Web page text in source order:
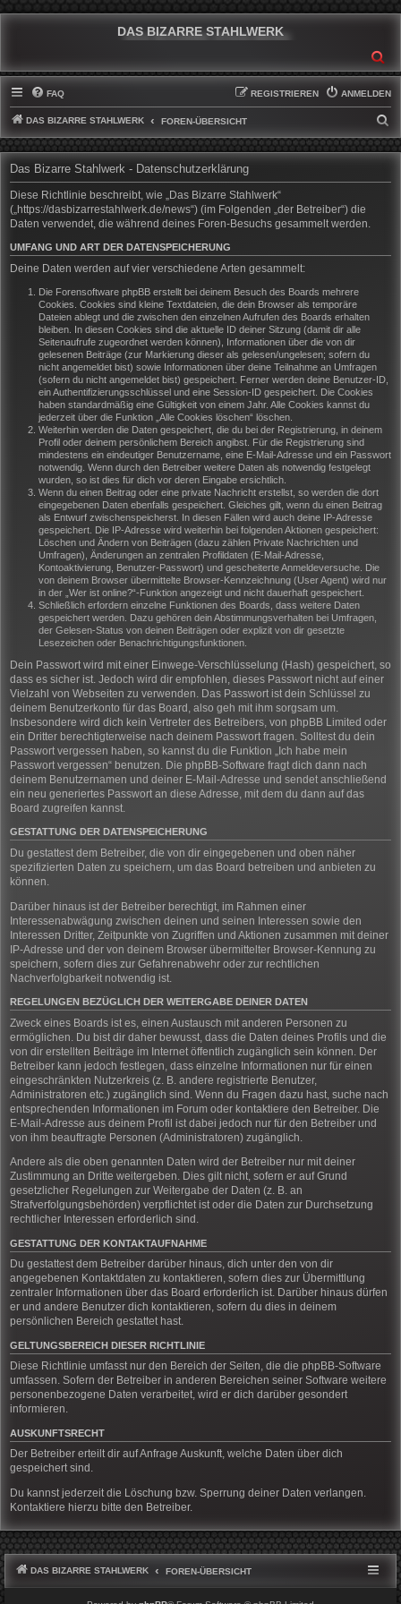
DAS BIZARRE STAHLWERK
FAQ ANMELDEN
REGISTRIEREN
DAS BIZARRE STAHLWERK FOREN-ÜBERSICHT
U
H
Das Bizarre Stahlwerk - Datenschutzerklärung
Diese Richtlinie beschreibt, wie „Das Bizarre Stahlwerk“
(„https://dasbizarrestahlwerk.de/news“) (im Folgenden „der Betreiber“) die
Daten verwendet, die während deines Foren-Besuchs gesammelt werden.
UMFANG UND ART DER DATENSPEICHERUNG
Deine Daten werden auf vier verschiedene Arten gesammelt:
Die Forensoftware phpBB erstellt bei deinem Besuch des Boards mehrere
Cookies. Cookies sind kleine Textdateien, die dein Browser als temporäre
Dateien ablegt und die zwischen den einzelnen Aufrufen des Boards erhalten
bleiben. In diesen Cookies sind die aktuelle ID deiner Sitzung (damit dir alle
Seitenaufrufe zugeordnet werden können), Informationen über die von dir
gelesenen Beiträge (zur Markierung dieser als gelesen/ungelesen; sofern du
nicht angemeldet bist) sowie Informationen über deine Teilnahme an Umfragen
(sofern du nicht angemeldet bist) gespeichert. Ferner werden deine Benutzer-ID,
ein Authentifizierungsschlüssel und eine Session-ID gespeichert. Die Cookies
haben standardmäßig eine Gültigkeit von einem Jahr. Alle Cookies kannst du
jederzeit über die Funktion „Alle Cookies löschen“ löschen.
Weiterhin werden die Daten gespeichert, die du bei der Registrierung, in deinem
Profil oder deinem persönlichem Bereich angibst. Für die Registrierung sind
mindestens ein eindeutiger Benutzername, eine E-Mail-Adresse und ein Passwort
notwendig. Wenn durch den Betreiber weitere Daten als notwendig festgelegt
wurden, so ist dies für dich vor deren Eingabe ersichtlich.
Wenn du einen Beitrag oder eine private Nachricht erstellst, so werden die dort
eingegebenen Daten ebenfalls gespeichert. Gleiches gilt, wenn du einen Beitrag
als Entwurf zwischenspeicherst. In diesen Fällen wird auch deine IP-Adresse
gespeichert. Die IP-Adresse wird weiterhin bei folgenden Aktionen gespeichert:
Löschen und Ändern von Beiträgen (dazu zählen Private Nachrichten und
Umfragen), Änderungen an zentralen Profildaten (E-Mail-Adresse,
Kontoaktivierung, Benutzer-Passwort) und gescheiterte Anmeldeversuche. Die
von deinem Browser übermittelte Browser-Kennzeichnung (User Agent) wird nur
in der „Wer ist online?“-Funktion angezeigt und nicht dauerhaft gespeichert.
Schließlich erfordern einzelne Funktionen des Boards, dass weitere Daten
gespeichert werden. Dazu gehören dein Abstimmungsverhalten bei Umfragen,
der Gelesen-Status von deinen Beiträgen oder explizit von dir gesetzte
Lesezeichen oder Benachrichtigungsfunktionen.
Dein Passwort wird mit einer Einwege-Verschlüsselung (Hash) gespeichert, so
dass es sicher ist. Jedoch wird dir empfohlen, dieses Passwort nicht auf einer
Vielzahl von Webseiten zu verwenden. Das Passwort ist dein Schlüssel zu
deinem Benutzerkonto für das Board, also geh mit ihm sorgsam um.
Insbesondere wird dich kein Vertreter des Betreibers, von phpBB Limited oder
ein Dritter berechtigterweise nach deinem Passwort fragen. Solltest du dein
Passwort vergessen haben, so kannst du die Funktion „Ich habe mein
Passwort vergessen“ benutzen. Die phpBB-Software fragt dich dann nach
deinem Benutzernamen und deiner E-Mail-Adresse und sendet anschließend
ein neu generiertes Passwort an diese Adresse, mit dem du dann auf das
Board zugreifen kannst.
GESTATTUNG DER DATENSPEICHERUNG
Du gestattest dem Betreiber, die von dir eingegebenen und oben näher
spezifizierten Daten zu speichern, um das Board betreiben und anbieten zu
können.
Darüber hinaus ist der Betreiber berechtigt, im Rahmen einer
Interessenabwägung zwischen deinen und seinen Interessen sowie den
Interessen Dritter, Zeitpunkte von Zugriffen und Aktionen zusammen mit deiner
IP-Adresse und der von deinem Browser übermittelter Browser-Kennung zu
speichern, sofern dies zur Gefahrenabwehr oder zur rechtlichen
Nachverfolgbarkeit notwendig ist.
REGELUNGEN BEZÜGLICH DER WEITERGABE DEINER DATEN
Zweck eines Boards ist es, einen Austausch mit anderen Personen zu
ermöglichen. Du bist dir daher bewusst, dass die Daten deines Profils und die
von dir erstellten Beiträge im Internet öffentlich zugänglich sein können. Der
Betreiber kann jedoch festlegen, dass einzelne Informationen nur für einen
eingeschränkten Nutzerkreis (z. B. andere registrierte Benutzer,
Administratoren etc.) zugänglich sind. Wenn du Fragen dazu hast, suche nach
entsprechenden Informationen im Forum oder kontaktiere den Betreiber. Die
E-Mail-Adresse aus deinem Profil ist dabei jedoch nur für den Betreiber und
von ihm beauftragte Personen (Administratoren) zugänglich.
Andere als die oben genannten Daten wird der Betreiber nur mit deiner
Zustimmung an Dritte weitergeben. Dies gilt nicht, sofern er auf Grund
gesetzlicher Regelungen zur Weitergabe der Daten (z. B. an
Strafverfolgungsbehörden) verpflichtet ist oder die Daten zur Durchsetzung
rechtlicher Interessen erforderlich sind.
GESTATTUNG DER KONTAKTAUFNAHME
Du gestattest dem Betreiber darüber hinaus, dich unter den von dir
angegebenen Kontaktdaten zu kontaktieren, sofern dies zur Übermittlung
zentraler Informationen über das Board erforderlich ist. Darüber hinaus dürfen
er und andere Benutzer dich kontaktieren, sofern du dies in deinem
persönlichen Bereich gestattet hast.
GELTUNGSBEREICH DIESER RICHTLINIE
Diese Richtlinie umfasst nur den Bereich der Seiten, die die phpBB-Software
umfassen. Sofern der Betreiber in anderen Bereichen seiner Software weitere
personenbezogene Daten verarbeitet, wird er dich darüber gesondert
informieren.
AUSKUNFTSRECHT
Der Betreiber erteilt dir auf Anfrage Auskunft, welche Daten über dich
gespeichert sind.
Du kannst jederzeit die Löschung bzw. Sperrung deiner Daten verlangen.
Kontaktiere hierzu bitte den Betreiber.
DAS BIZARRE STAHLWERK FOREN-ÜBERSICHT